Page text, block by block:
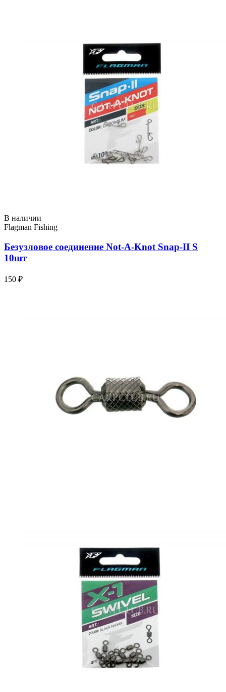
В наличии
Flagman Fishing
Безузловое соединение Not-A-Knot Snap-ІІ S
10шт
150 ₽